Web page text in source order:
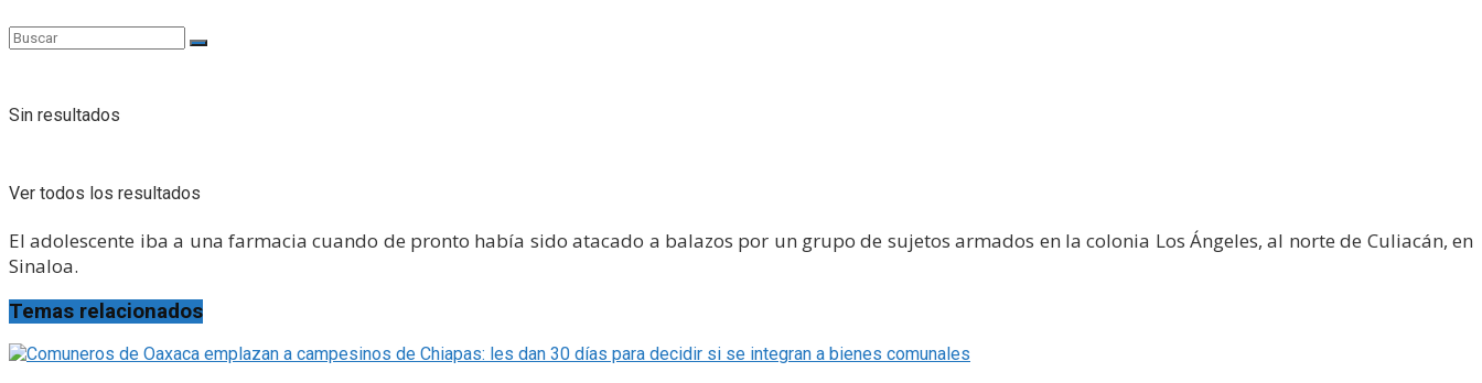
Sin resultados
Ver todos los resultados
El adolescente iba a una farmacia cuando de pronto había sido atacado a balazos por un grupo de sujetos armados en la colonia Los Ángeles, al norte de Culiacán, en
Sinaloa.
Temas relacionados